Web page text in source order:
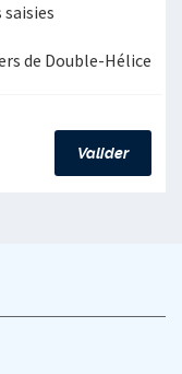
de Double-Hélice
Valider